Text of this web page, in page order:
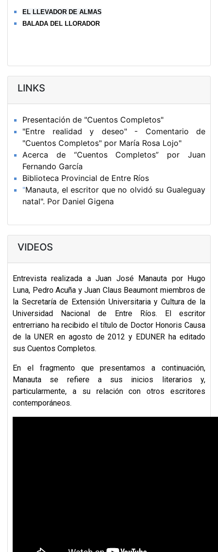
EL LLEVADOR DE ALMAS
BALADA DEL LLORADOR
LINKS
Presentación de "Cuentos Completos"
"Entre realidad y deseo" - Comentario de
"Cuentos Completos" por María Rosa Lojo"
Acerca de “Cuentos Completos” por Juan
Fernando García
Biblioteca Provincial de Entre Ríos
"Manauta, el escritor que no olvidó su Gualeguay
natal". Por Daniel Gigena
VIDEOS
Entrevista realizada aJuan José Manauta por Hugo
Luna, Pedro Acuña y Juan Claus Beaumont miembros de
la Secretaría de Extensión Universitaria y Cultura de la
Universidad Nacional de Entre Ríos. El escritor
entrerriano ha recibido el título de Doctor Honoris Causa
de la UNER en agosto de 2012 y EDUNER ha editado
sus Cuentos Completos.
En el fragmento que presentamos a continuación,
Manauta se refiere a sus inicios literarios y,
particularmente, a su relación con otros escritores
contemporáneos.